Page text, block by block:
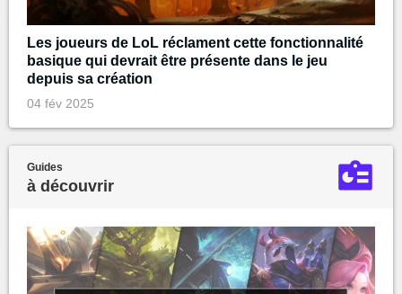
Les joueurs de LoL réclament cette fonctionnalité
basique qui devrait être présente dans le jeu
depuis sa création
04 fév 2025
Guides
à découvrir